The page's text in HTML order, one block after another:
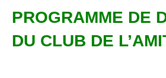
PROGRAMME DE
DU CLUB DE